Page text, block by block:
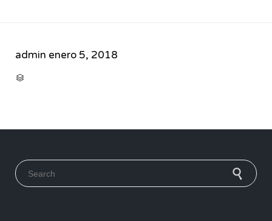
admin enero 5, 2018

Search for: